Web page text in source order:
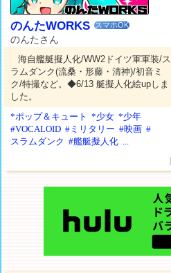
のんたWORKS スマホOK
のんたさん
海自艦艇擬人化/WW2ドイツ軍軍装/ス
ラムダンク(流桑・形藤・清神)/初音ミ
ク/特撮など。◆6/13 艇擬人化絵upしま
した。
*ポップ＆キュート
*少女 *少年
#VOCALOID #ミリタリー #映画 #
スラムダンク #艦艇擬人化 ...